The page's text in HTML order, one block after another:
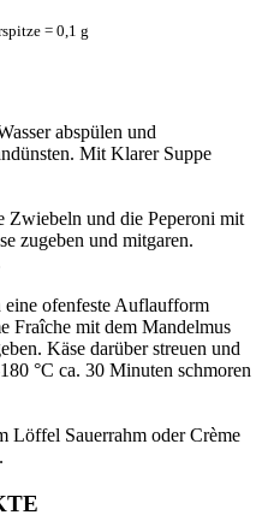
= 0,1 g
abspülen und
Mit Klarer Suppe
Zwiebeln und die Peperoni mit
zugeben und mitgaren.
ofenfeste Auflaufform
Fraîche mit dem Mandelmus
Käse darüber streuen und
°C ca. 30 Minuten schmoren
Löffel Sauerrahm oder Crème